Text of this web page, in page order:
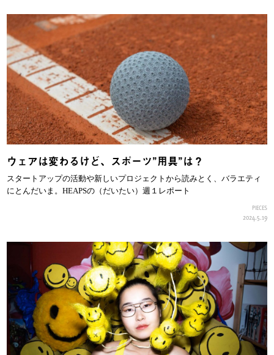
ウェアは変わるけど、スポーツ”用具”は？
スタートアップの活動や新しいプロジェクトから読みとく、バラエティ
にとんだいま。HEAPSの（だいたい）週１レポート
PIECES
2024.5.19